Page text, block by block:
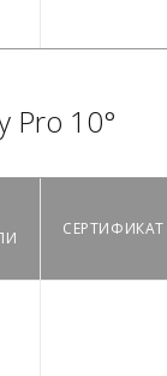
Pro 10°
СЕРТИФИКАТ